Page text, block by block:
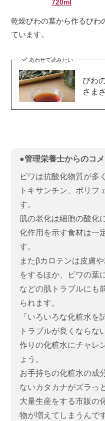
720ml
乾燥びわの葉から作るびわ
ています。
あわせて読みたい
びわ
さま
●管理栄養士からのコメ
ビワは抗酸化物質が多
トキサンチン、ポリフ
す。
肌の老化は細胞の酸化
化作用を示す食材は一
す。
またβカロテンは皮膚
をするほか、ビワの葉
などの肌トラブルにも
られます。
「いろいろな化粧水を
トラブルが良くなら
作りの化粧水にチャレ
ょう。
お手持ちの化粧水の成
ないカタカナがズラっ
大量生産をする市販の
物が増えてしまうんです